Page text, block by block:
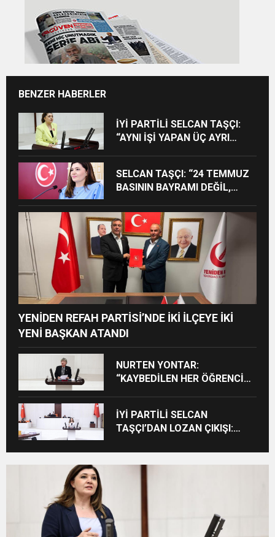
BENZER HABERLER
İYİ PARTİLİ SELCAN TAŞÇI:
“AYNI İŞİ YAPAN ÜÇ AYRI
SELCAN TAŞÇI: “24 TEMMUZ
BASININ BAYRAMI DEĞİL,
YENİDEN REFAH PARTİSİ’NDE İKİ İLÇEYE İKİ
YENİ BAŞKAN ATANDI
NURTEN YONTAR:
“KAYBEDİLEN HER ÖĞRENCİ
İYİ PARTİLİ SELCAN
TAŞÇI’DAN LOZAN ÇIKIŞI:
SENEDİNE SAHİP ÇIKMA